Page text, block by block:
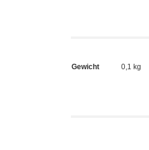
Gewicht 0,1 kg